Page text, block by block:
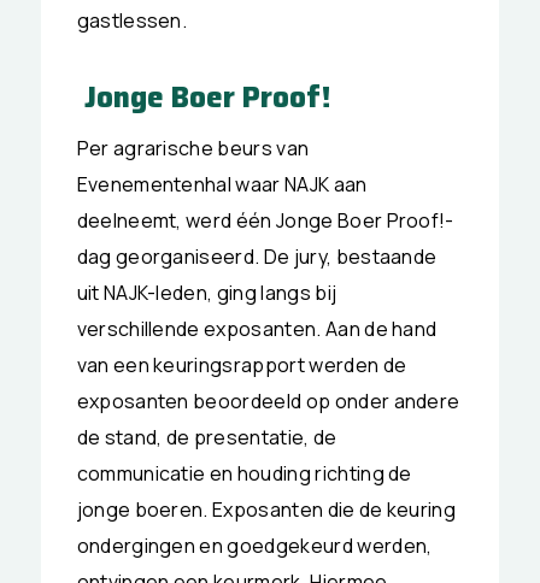
gastlessen.
Jonge Boer Proof!
Per agrarische beurs van
Evenementenhal waar NAJK aan
deelneemt, werd één Jonge Boer Proof!-
dag georganiseerd. De jury, bestaande
uit NAJK-leden, ging langs bij
verschillende exposanten. Aan de hand
van een keuringsrapport werden de
exposanten beoordeeld op onder andere
de stand, de presentatie, de
communicatie en houding richting de
jonge boeren. Exposanten die de keuring
ondergingen en goedgekeurd werden,